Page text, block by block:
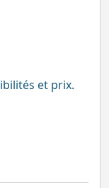
et prix.